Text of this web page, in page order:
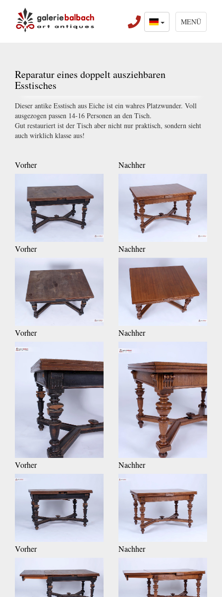
MENÜ
Reparatur eines doppelt ausziehbaren
Esstisches
Dieser antike Esstisch aus Eiche ist ein wahres Platzwunder. Voll
ausgezogen passen 14-16 Personen an den Tisch.
Gut restauriert ist der Tisch aber nicht nur praktisch, sondern sieht
auch wirklich klasse aus!
Vorher
Vorher
Vorher
Vorher
Vorher
Nachher
Nachher
Nachher
Nachher
Nachher